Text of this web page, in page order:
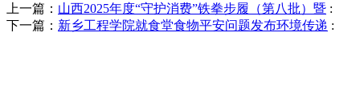
上一篇： 山西2025年度“守护消费”铁拳步履（第八批）暨 :
下一篇： 新乡工程学院就食堂食物平安问题发布环境传递 :